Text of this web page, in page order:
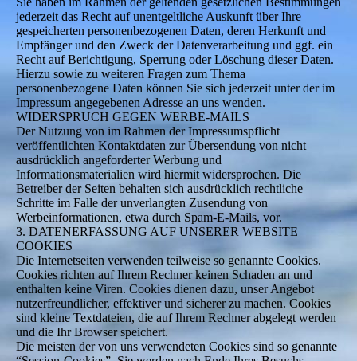
jederzeit das Recht auf unentgeltliche Auskunft über Ihre
gespeicherten personenbezogenen Daten, deren Herkunft und
Empfänger und den Zweck der Datenverarbeitung und ggf. ein
Recht auf Berichtigung, Sperrung oder Löschung dieser Daten.
Hierzu sowie zu weiteren Fragen zum Thema
personenbezogene Daten können Sie sich jederzeit unter der im
Impressum angegebenen Adresse an uns wenden.
WIDERSPRUCH GEGEN WERBE-MAILS
Der Nutzung von im Rahmen der Impressumspflicht
veröffentlichten Kontaktdaten zur Übersendung von nicht
ausdrücklich angeforderter Werbung und
Informationsmaterialien wird hiermit widersprochen. Die
Betreiber der Seiten behalten sich ausdrücklich rechtliche
Schritte im Falle der unverlangten Zusendung von
Werbeinformationen, etwa durch Spam-E-Mails, vor.
3. DATENERFASSUNG AUF UNSERER WEBSITE
COOKIES
Die Internetseiten verwenden teilweise so genannte Cookies.
Cookies richten auf Ihrem Rechner keinen Schaden an und
enthalten keine Viren. Cookies dienen dazu, unser Angebot
nutzerfreundlicher, effektiver und sicherer zu machen. Cookies
sind kleine Textdateien, die auf Ihrem Rechner abgelegt werden
und die Ihr Browser speichert.
Die meisten der von uns verwendeten Cookies sind so genannte